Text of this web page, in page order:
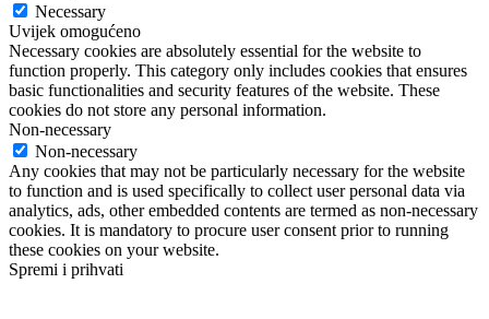
Necessary
Uvijek omogućeno
Necessary cookies are absolutely essential for the website to
function properly. This category only includes cookies that ensures
basic functionalities and security features of the website. These
cookies do not store any personal information.
Non-necessary
Non-necessary
Any cookies that may not be particularly necessary for the website
to function and is used specifically to collect user personal data via
analytics, ads, other embedded contents are termed as non-necessary
cookies. It is mandatory to procure user consent prior to running
these cookies on your website.
Spremi i prihvati